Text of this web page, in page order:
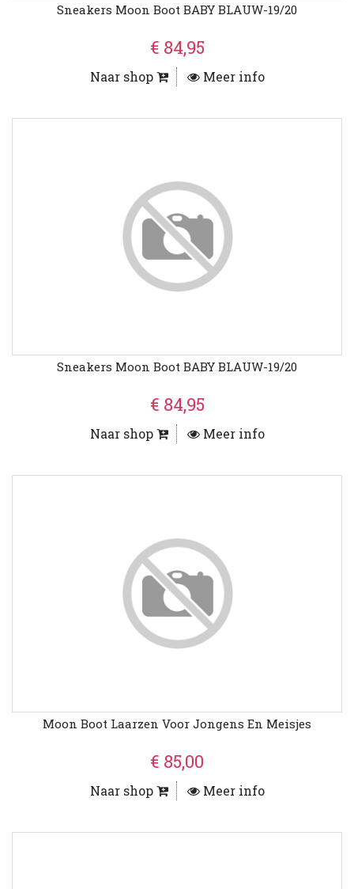
Sneakers Moon Boot BABY BLAUW-19/20
€ 84,95
Naar shop Meer info
Sneakers Moon Boot BABY BLAUW-19/20
€ 84,95
Naar shop Meer info
Moon Boot Laarzen Voor Jongens En Meisjes
€ 85,00
Naar shop Meer info